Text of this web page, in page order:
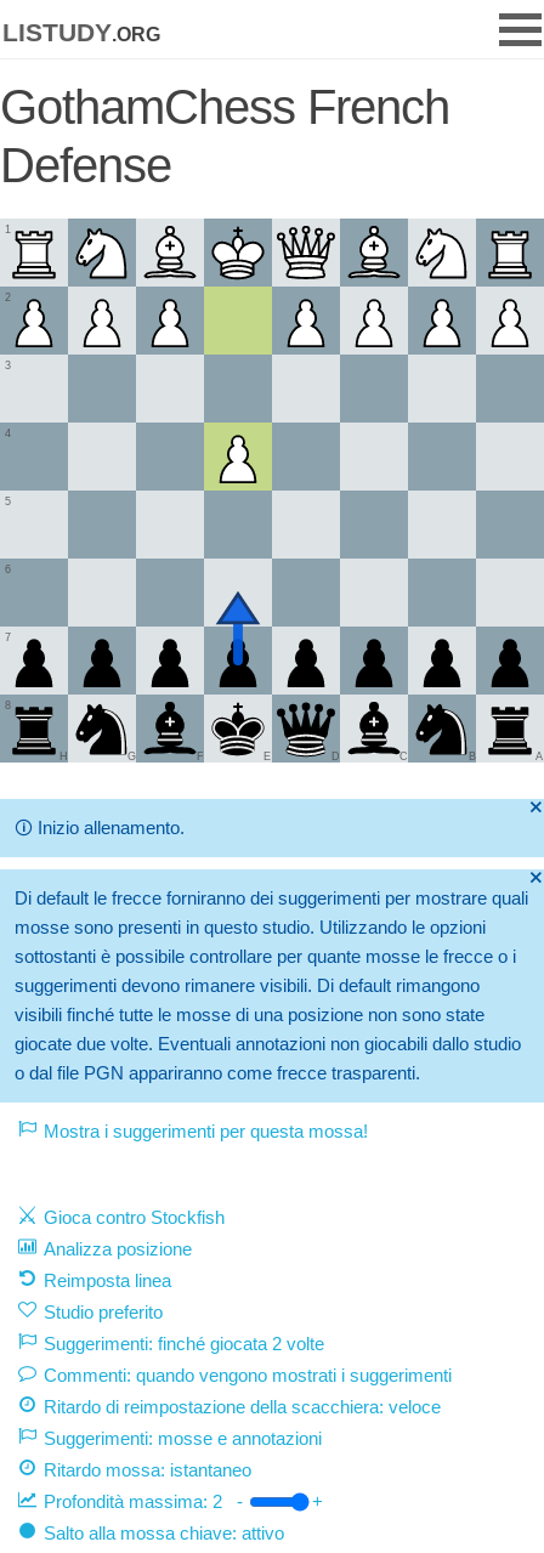
listudy.org
GothamChess French
Defense
1
2
3
4
5
6
7
8
A
B
C
D
E
F
G
H
🞫
🛈 Inizio allenamento.
🞫
Di default le frecce forniranno dei suggerimenti per mostrare quali
mosse sono presenti in questo studio. Utilizzando le opzioni
sottostanti è possibile controllare per quante mosse le frecce o i
suggerimenti devono rimanere visibili. Di default rimangono
visibili finché tutte le mosse di una posizione non sono state
giocate due volte. Eventuali annotazioni non giocabili dallo studio
o dal file PGN appariranno come frecce trasparenti.
Mostra i suggerimenti per questa mossa!
Gioca contro Stockfish
Analizza posizione
Reimposta linea
Studio preferito
Suggerimenti: finché giocata 2 volte
Commenti: quando vengono mostrati i suggerimenti
Ritardo di reimpostazione della scacchiera: veloce
Suggerimenti: mosse e annotazioni
Ritardo mossa: istantaneo
Profondità massima: 2 -
+
Salto alla mossa chiave: attivo